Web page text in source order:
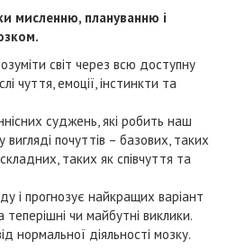
мисленню, плануванню і
світ через всю доступну
чуття, емоції, інстинкти та
суджень, які робить наш
вигляді почуттів – базових, таких
складних, таких як співчуття та
і прогнозує найкращих варіант
теперішні чи майбутні виклики.
нормальної діяльності мозку.